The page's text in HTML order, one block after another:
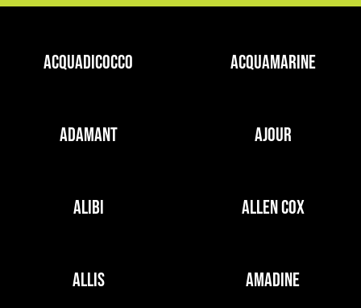
ACQUADICOCCO ACQUAMARINE
ADAMANT AJOUR
ALIBI ALLEN COX
ALLIS AMADINE